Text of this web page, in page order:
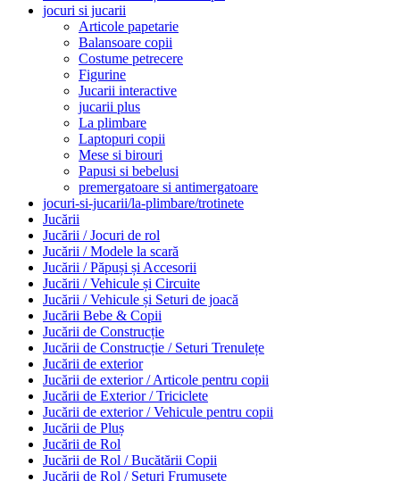
jocuri si jucarii
Articole papetarie
Balansoare copii
Costume petrecere
Figurine
Jucarii interactive
jucarii plus
La plimbare
Laptopuri copii
Mese si birouri
Papusi si bebelusi
premergatoare si antimergatoare
jocuri-si-jucarii/la-plimbare/trotinete
Jucării
Jucării / Jocuri de rol
Jucării / Modele la scară
Jucării / Păpuși și Accesorii
Jucării / Vehicule și Circuite
Jucării / Vehicule și Seturi de joacă
Jucării Bebe & Copii
Jucării de Construcție
Jucării de Construcție / Seturi Trenulețe
Jucării de exterior
Jucării de exterior / Articole pentru copii
Jucării de Exterior / Triciclete
Jucării de exterior / Vehicule pentru copii
Jucării de Pluș
Jucării de Rol
Jucării de Rol / Bucătării Copii
Jucării de Rol / Seturi Frumusețe